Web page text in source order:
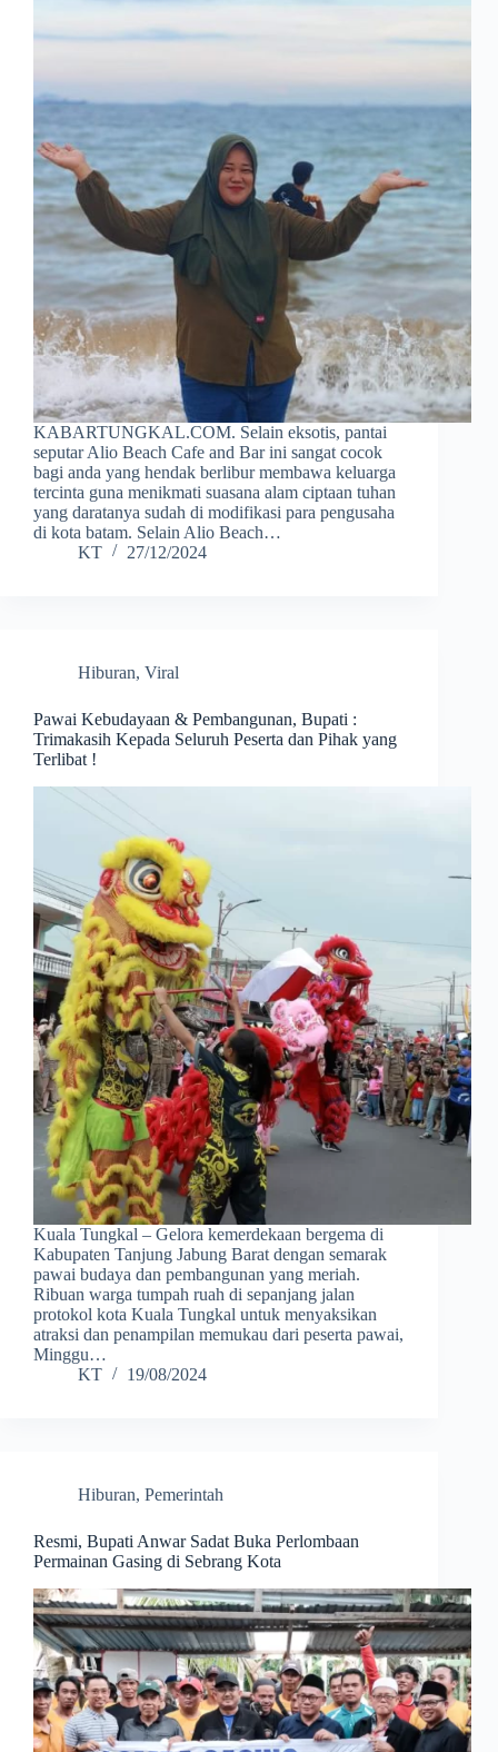
KABARTUNGKAL.COM. Selain eksotis, pantai
seputar Alio Beach Cafe and Bar ini sangat cocok
bagi anda yang hendak berlibur membawa keluarga
tercinta guna menikmati suasana alam ciptaan tuhan
yang daratanya sudah di modifikasi para pengusaha
di kota batam. Selain Alio Beach…
KT
27/12/2024
Hiburan, Viral
Pawai Kebudayaan & Pembangunan, Bupati :
Trimakasih Kepada Seluruh Peserta dan Pihak yang
Terlibat !
Kuala Tungkal – Gelora kemerdekaan bergema di
Kabupaten Tanjung Jabung Barat dengan semarak
pawai budaya dan pembangunan yang meriah.
Ribuan warga tumpah ruah di sepanjang jalan
protokol kota Kuala Tungkal untuk menyaksikan
atraksi dan penampilan memukau dari peserta pawai,
Minggu…
KT
19/08/2024
Hiburan, Pemerintah
Resmi, Bupati Anwar Sadat Buka Perlombaan
Permainan Gasing di Sebrang Kota